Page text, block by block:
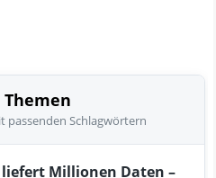
passenden Schlagwörtern
liefert Millionen Daten –